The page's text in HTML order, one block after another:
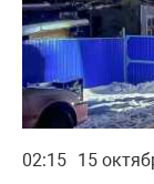
02:15 15